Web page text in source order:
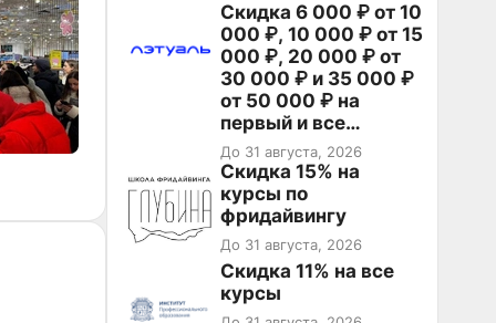
Скидка 6 000 ₽ от 10
000 ₽, 10 000 ₽ от 15
000 ₽, 20 000 ₽ от
30 000 ₽ и 35 000 ₽
от 50 000 ₽ на
первый и все
повторные заказы по
промокоду НАБЕРИ
До 31 августа, 2026
Скидка 15% на
курсы по
фридайвингу
До 31 августа, 2026
Скидка 11% на все
курсы